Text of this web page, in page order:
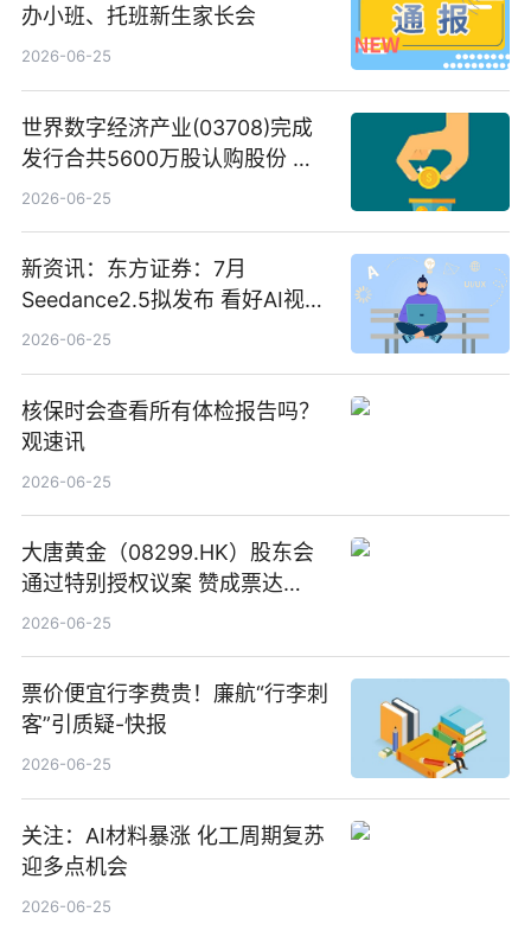
办小班、托班新生家长会
2026-06-25
世界数字经济产业(03708)完成
发行合共5600万股认购股份 净
筹约1007万港元 独家焦点
2026-06-25
新资讯：东方证券：7月
Seedance2.5拟发布 看好AI视频
创作工作流进一步提效
2026-06-25
核保时会查看所有体检报告吗？
观速讯
2026-06-25
大唐黄金（08299.HK）股东会
通过特别授权议案 赞成票达
100%_新动态
2026-06-25
票价便宜行李费贵！廉航“行李刺
客”引质疑-快报
2026-06-25
关注：AI材料暴涨 化工周期复苏
迎多点机会
2026-06-25